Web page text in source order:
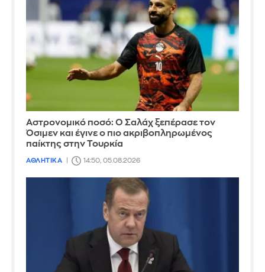
Αστρονομικό ποσό: Ο Σαλάχ ξεπέρασε τον
Όσιμεν και έγινε ο πιο ακριβοπληρωμένος
παίκτης στην Τουρκία
ΑΘΛΗΤΙΚΑ 14:50, 05.08.2026